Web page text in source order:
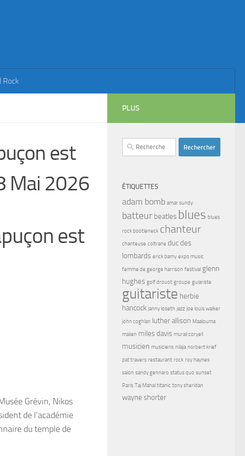
Rock
est
Mai 2026
est
Grévin, Nikos
de l’académie
du temple de
PLUS
Rechercher :
ÉTIQUETTES
adam bomb amar sundy
batteur beatles blues blues
rock bootleneck chanteur
chanteuse coltrane duc des
lombards erick bamy expo music
femme de george harrison festival glenn
hughes golf drouot groupe guiariste
guitariste herbie
hancock janny loseth jazz joe louis walker
john coghlan luther allison Maalouma
malien miles davis murali coryell
musicien musiciens nilaja norbert krief
pat travers restaurant rock roy haynes
salon sandy gennaro status quo sunset
Paris Taj Mahal titanic tony sheridan
wayne shorter